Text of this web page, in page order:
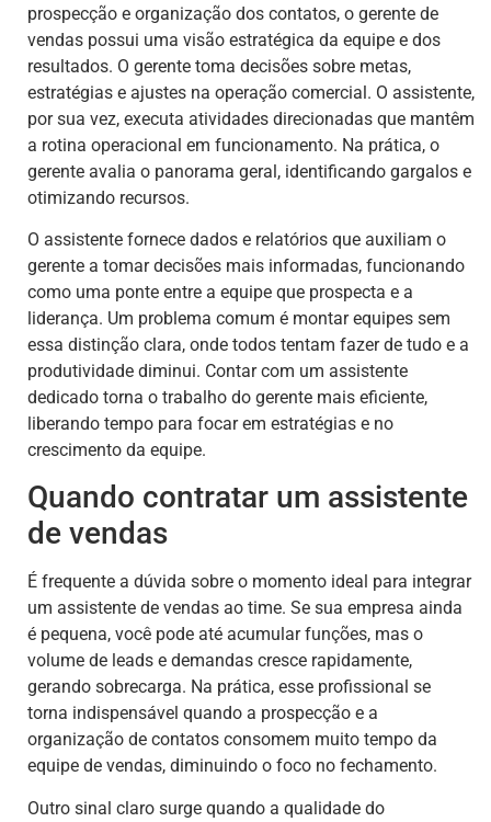
prospecção e organização dos contatos, o gerente de
vendas possui uma visão estratégica da equipe e dos
resultados. O gerente toma decisões sobre metas,
estratégias e ajustes na operação comercial. O assistente,
por sua vez, executa atividades direcionadas que mantêm
a rotina operacional em funcionamento. Na prática, o
gerente avalia o panorama geral, identificando gargalos e
otimizando recursos.
O assistente fornece dados e relatórios que auxiliam o
gerente a tomar decisões mais informadas, funcionando
como uma ponte entre a equipe que prospecta e a
liderança. Um problema comum é montar equipes sem
essa distinção clara, onde todos tentam fazer de tudo e a
produtividade diminui. Contar com um assistente
dedicado torna o trabalho do gerente mais eficiente,
liberando tempo para focar em estratégias e no
crescimento da equipe.
Quando contratar um assistente
de vendas
É frequente a dúvida sobre o momento ideal para integrar
um assistente de vendas ao time. Se sua empresa ainda
é pequena, você pode até acumular funções, mas o
volume de leads e demandas cresce rapidamente,
gerando sobrecarga. Na prática, esse profissional se
torna indispensável quando a prospecção e a
organização de contatos consomem muito tempo da
equipe de vendas, diminuindo o foco no fechamento.
Outro sinal claro surge quando a qualidade do